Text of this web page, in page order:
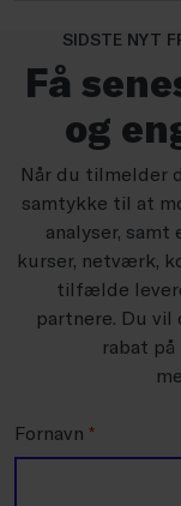
SIDSTE NYT
Få
og
Når du tilmelder
samtykke til at
analyser,
kurser, netværk,
tilfælde
partnere. Du vil
rabat
Fornavn *